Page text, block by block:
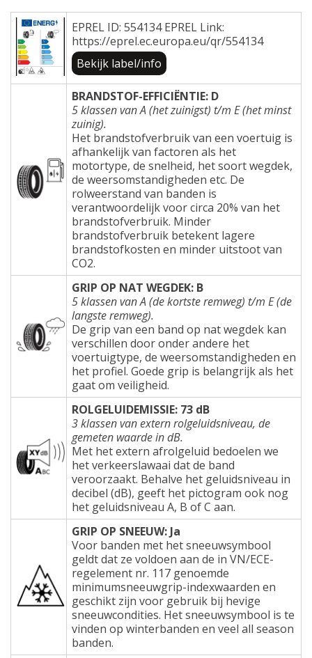
EPREL ID: 554134 EPREL Link:
https://eprel.ec.europa.eu/qr/554134
Bekijk label/info
BRANDSTOF-EFFICIËNTIE: D
5 klassen van A (het zuinigst) t/m E (het minst
zuinig).
Het brandstofverbruik van een voertuig is
afhankelijk van factoren als het
motortype, de snelheid, het soort wegdek,
de weersomstandigheden etc. De
rolweerstand van banden is
verantwoordelijk voor circa 20% van het
brandstofverbruik. Minder
brandstofverbruik betekent lagere
brandstofkosten en minder uitstoot van
CO2.
GRIP OP NAT WEGDEK: B
5 klassen van A (de kortste remweg) t/m E (de
langste remweg).
De grip van een band op nat wegdek kan
verschillen door onder andere het
voertuigtype, de weersomstandigheden en
het profiel. Goede grip is belangrijk als het
gaat om veiligheid.
ROLGELUIDEMISSIE: 73 dB
3 klassen van extern rolgeluidsniveau, de
gemeten waarde in dB.
Met het extern afrolgeluid bedoelen we
het verkeerslawaai dat de band
veroorzaakt. Behalve het geluidsniveau in
decibel (dB), geeft het pictogram ook nog
het geluidsniveau A, B of C aan.
GRIP OP SNEEUW: Ja
Voor banden met het sneeuwsymbool
geldt dat ze voldoen aan de in VN/ECE-
regelement nr. 117 genoemde
minimumsneeuwgrip-indexwaarden en
geschikt zijn voor gebruik bij hevige
sneeuwcondities. Het sneeuwsymbool is te
vinden op winterbanden en veel all season
banden.